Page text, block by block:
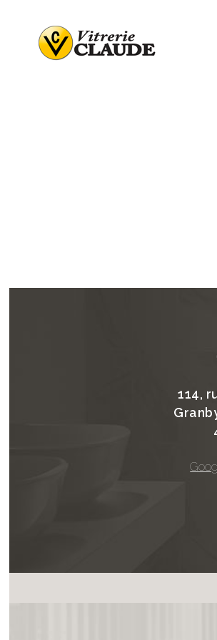
114,